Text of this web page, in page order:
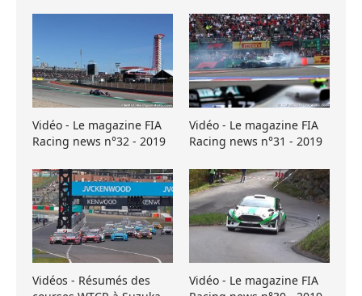
Vidéo - Le magazine FIA
Racing news n°32 - 2019
Vidéo - Le magazine FIA
Racing news n°31 - 2019
Vidéos - Résumés des
Vidéo - Le magazine FIA